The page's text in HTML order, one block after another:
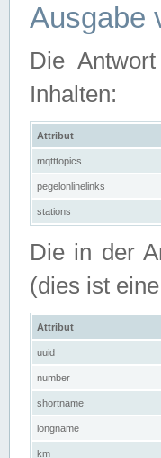
Ausgabe
Die
Inhalten:
Attribut
mqtttopics
pegelonlinelinks
stations
Die in der
(dies ist
Attribut
uuid
number
shortname
longname
km